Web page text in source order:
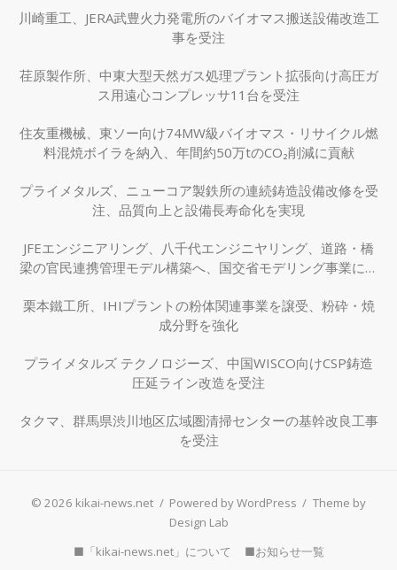
川崎重工、JERA武豊火力発電所のバイオマス搬送設備改造工
事を受注
荏原製作所、中東大型天然ガス処理プラント拡張向け高圧ガ
ス用遠心コンプレッサ11台を受注
住友重機械、東ソー向け74MW級バイオマス・リサイクル燃
料混焼ボイラを納入、年間約50万tのCO₂削減に貢献
プライメタルズ、ニューコア製鉄所の連続鋳造設備改修を受
注、品質向上と設備長寿命化を実現
JFEエンジニアリング、八千代エンジニヤリング、道路・橋
梁の官民連携管理モデル構築へ、国交省モデリング事業に採
栗本鐵工所、IHIプラントの粉体関連事業を譲受、粉砕・焼
成分野を強化
プライメタルズ テクノロジーズ、中国WISCO向けCSP鋳造
圧延ライン改造を受注
タクマ、群馬県渋川地区広域圏清掃センターの基幹改良工事
を受注
© 2026 kikai-news.net / Powered by WordPress / Theme by
Design Lab
■「kikai-news.net」について
■お知らせ一覧